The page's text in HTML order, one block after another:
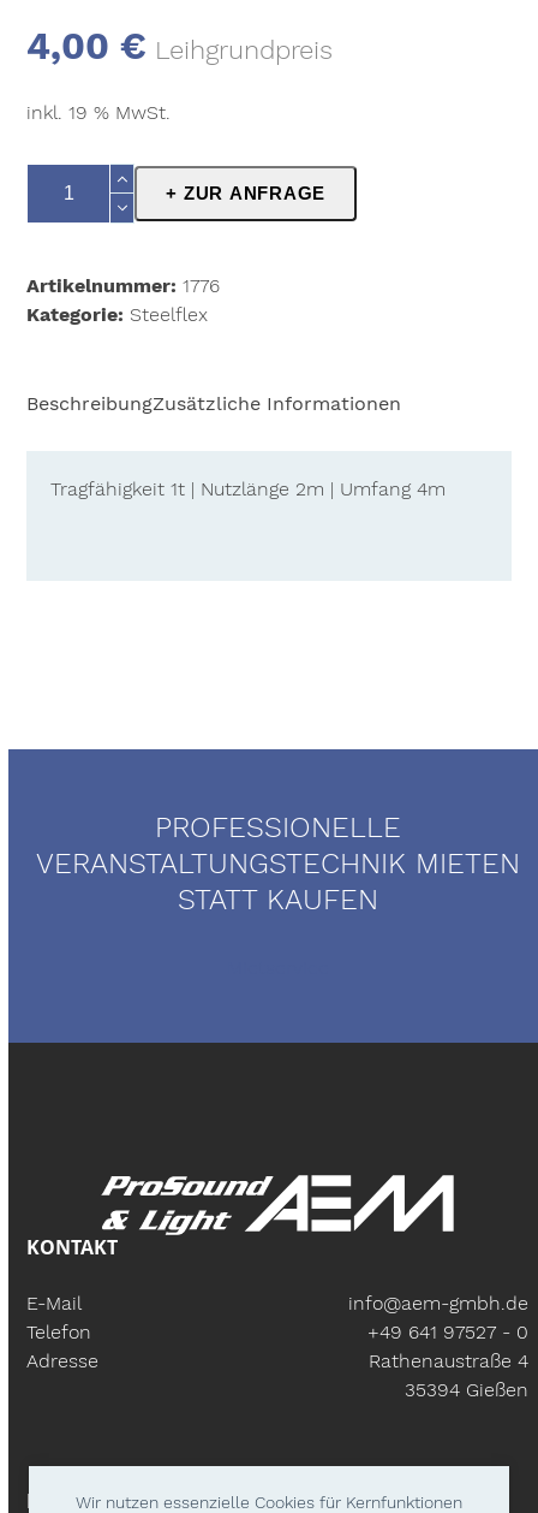
Wir nutzen essenzielle Cookies für Kernfunktionen
4,00€ Leihgrundpreis
inkl. 19 % MwSt.
Steelflex
Menge
+ ZUR ANFRAGE
Artikelnummer:1776
Kategorie: Steelflex
BeschreibungZusätzliche Informationen
Tragfähigkeit 1t | Nutzlänge 2m | Umfang 4m
PROFESSIONELLE
VERANSTALTUNGSTECHNIK MIETEN
STATT KAUFEN
KONTAKT
E-Mail
info@aem-gmbh.de
Telefon
+49 641 97527 - 0
Adresse
Rathenaustraße 4
35394 Gießen
BÜROZEITEN